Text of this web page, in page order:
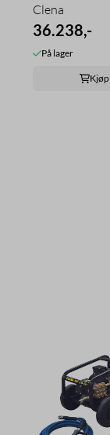
Clena
36.238,-
På lager
Kjøp